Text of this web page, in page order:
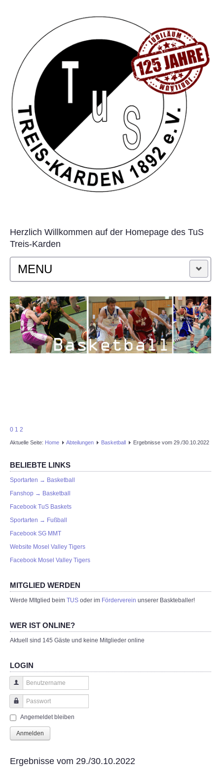
Herzlich Willkommen auf der Homepage des TuS
Treis-Karden
MENU
STARTSEITE
AKTUELLES
VEREIN
0 1 2
Aktuelle Seite: Home Abteilungen Basketball Ergebnisse vom 29./30.10.2022
BELIEBTE LINKS
Sportarten → Basketball
Fanshop → Basketball
Facebook TuS Baskets
Sportarten → Fußball
Facebook SG MMT
Website Mosel Valley Tigers
Facebook Mosel Valley Tigers
MITGLIED WERDEN
Werde MItglied beim TUS oder im Förderverein unserer Baskteballer!
WER IST ONLINE?
Aktuell sind 145 Gäste und keine Mitglieder online
LOGIN
Benutzername
Passwort
Angemeldet bleiben
Anmelden
Ergebnisse vom 29./30.10.2022